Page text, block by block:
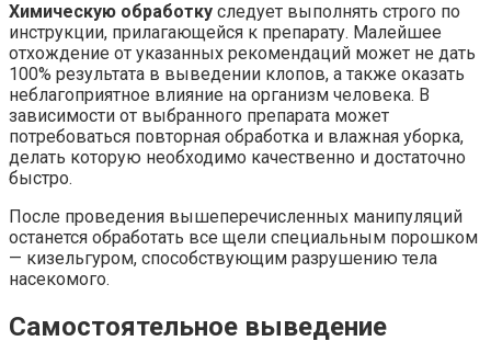
Химическую обработку следует выполнять строго по
инструкции, прилагающейся к препарату. Малейшее
отхождение от указанных рекомендаций может не дать
100% результата в выведении клопов, а также оказать
неблагоприятное влияние на организм человека. В
зависимости от выбранного препарата может
потребоваться повторная обработка и влажная уборка,
делать которую необходимо качественно и достаточно
быстро.
После проведения вышеперечисленных манипуляций
останется обработать все щели специальным порошком
— кизельгуром, способствующим разрушению тела
насекомого.
Самостоятельное выведение